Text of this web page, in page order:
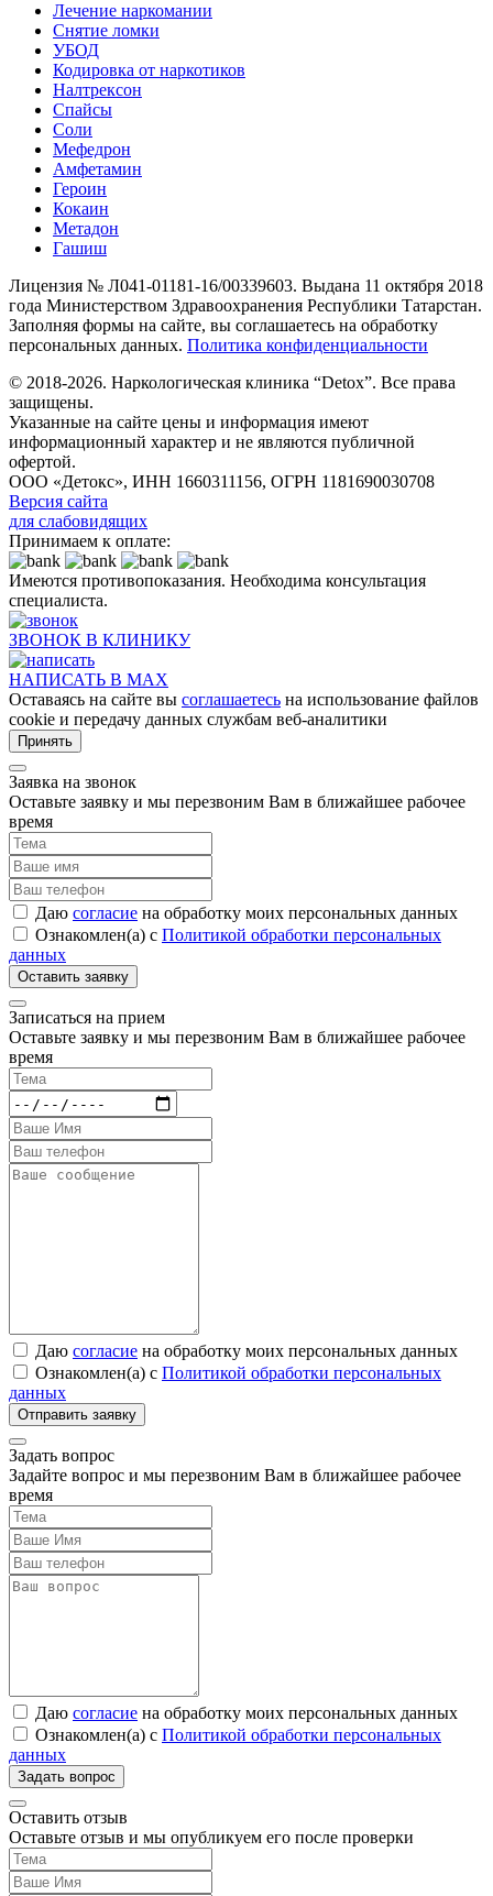
Лечение наркомании
Снятие ломки
УБОД
Кодировка от наркотиков
Налтрексон
Спайсы
Соли
Мефедрон
Амфетамин
Героин
Кокаин
Метадон
Гашиш
Лицензия № Л041-01181-16/00339603. Выдана 11 октября 2018
года Министерством Здравоохранения Республики Татарстан.
Заполняя формы на сайте, вы соглашаетесь на обработку
персональных данных. Политика конфиденциальности
© 2018-2026. Наркологическая клиника “Detox”. Все права
защищены.
Указанные на сайте цены и информация имеют
информационный характер и не являются публичной
офертой.
ООО «Детокс», ИНН 1660311156, ОГРН 1181690030708
Версия сайта
для слабовидящих
Принимаем к оплате:
Имеются противопоказания. Необходима консультация
специалиста.
ЗВОНОК В КЛИНИКУ
НАПИСАТЬ В MAX
Оставаясь на сайте вы соглашаетесь на использование файлов
cookie и передачу данных службам веб-аналитики
Принять
Заявка на звонок
Оставьте заявку и мы перезвоним Вам в ближайшее рабочее
время
Даю согласие на обработку моих персональных данных
Ознакомлен(а) с Политикой обработки персональных
данных
Записаться на прием
Оставьте заявку и мы перезвоним Вам в ближайшее рабочее
время
Даю согласие на обработку моих персональных данных
Ознакомлен(а) с Политикой обработки персональных
данных
Задать вопрос
Задайте вопрос и мы перезвоним Вам в ближайшее рабочее
время
Даю согласие на обработку моих персональных данных
Ознакомлен(а) с Политикой обработки персональных
данных
Оставить отзыв
Оставьте отзыв и мы опубликуем его после проверки